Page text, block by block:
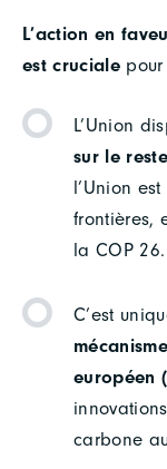
L’action en
est cruciale
L’Union
sur le
l’Union
frontières,
la COP 26.
C’est
européen
carbone